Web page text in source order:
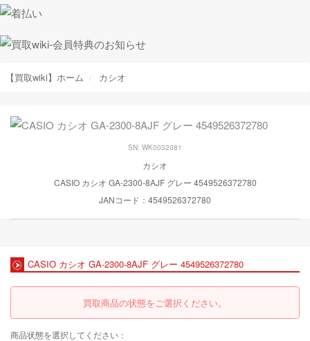
【買取wiki】ホーム カシオ
SN: WK0032081
カシオ
CASIO カシオ GA-2300-8AJF グレー 4549526372780
JANコード：4549526372780
CASIO カシオ GA-2300-8AJF グレー 4549526372780
買取商品の状態をご選択ください。
商品状態を選択してください：